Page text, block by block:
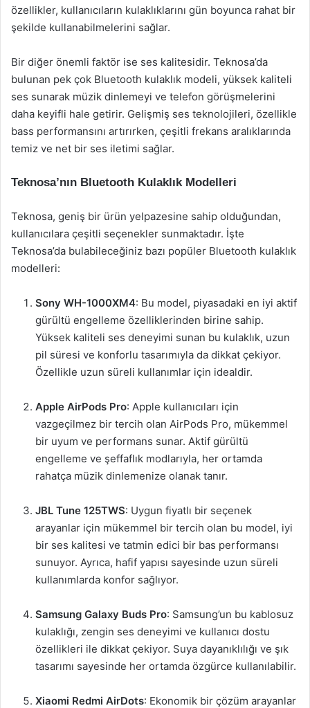
özellikler, kullanıcıların kulaklıklarını gün boyunca rahat bir
şekilde kullanabilmelerini sağlar.
Bir diğer önemli faktör ise ses kalitesidir. Teknosa’da
bulunan pek çok Bluetooth kulaklık modeli, yüksek kaliteli
ses sunarak müzik dinlemeyi ve telefon görüşmelerini
daha keyifli hale getirir. Gelişmiş ses teknolojileri, özellikle
bass performansını artırırken, çeşitli frekans aralıklarında
temiz ve net bir ses iletimi sağlar.
Teknosa’nın Bluetooth Kulaklık Modelleri
Teknosa, geniş bir ürün yelpazesine sahip olduğundan,
kullanıcılara çeşitli seçenekler sunmaktadır. İşte
Teknosa’da bulabileceğiniz bazı popüler Bluetooth kulaklık
modelleri:
Sony WH-1000XM4: Bu model, piyasadaki en iyi aktif
gürültü engelleme özelliklerinden birine sahip.
Yüksek kaliteli ses deneyimi sunan bu kulaklık, uzun
pil süresi ve konforlu tasarımıyla da dikkat çekiyor.
Özellikle uzun süreli kullanımlar için idealdir.
Apple AirPods Pro: Apple kullanıcıları için
vazgeçilmez bir tercih olan AirPods Pro, mükemmel
bir uyum ve performans sunar. Aktif gürültü
engelleme ve şeffaflık modlarıyla, her ortamda
rahatça müzik dinlemenize olanak tanır.
JBL Tune 125TWS: Uygun fiyatlı bir seçenek
arayanlar için mükemmel bir tercih olan bu model, iyi
bir ses kalitesi ve tatmin edici bir bas performansı
sunuyor. Ayrıca, hafif yapısı sayesinde uzun süreli
kullanımlarda konfor sağlıyor.
Samsung Galaxy Buds Pro: Samsung’un bu kablosuz
kulaklığı, zengin ses deneyimi ve kullanıcı dostu
özellikleri ile dikkat çekiyor. Suya dayanıklılığı ve şık
tasarımı sayesinde her ortamda özgürce kullanılabilir.
Xiaomi Redmi AirDots: Ekonomik bir çözüm arayanlar